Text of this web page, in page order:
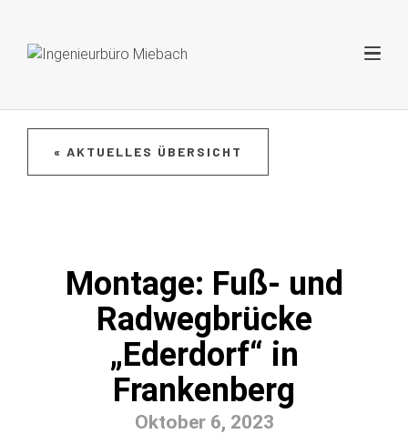
« AKTUELLES ÜBERSICHT
Montage: Fuß- und
Radwegbrücke
„Ederdorf“ in
Frankenberg
Oktober 6, 2023